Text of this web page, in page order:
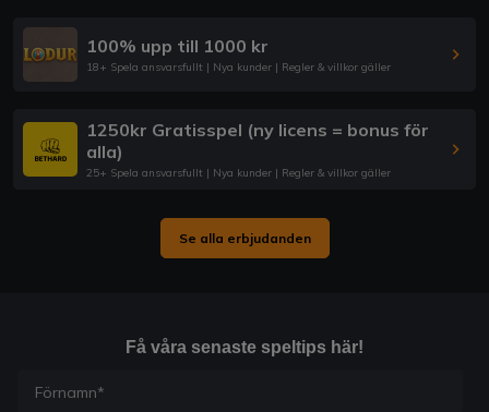
100% upp till 1000 kr
18+ Spela ansvarsfullt | Nya kunder | Regler & villkor gäller
1250kr Gratisspel (ny licens = bonus för
alla)
25+ Spela ansvarsfullt | Nya kunder | Regler & villkor gäller
Se alla erbjudanden
Få våra senaste speltips här!